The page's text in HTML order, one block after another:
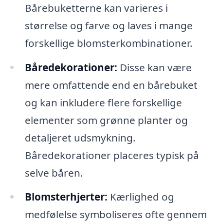
Bårebuketterne kan varieres i
størrelse og farve og laves i mange
forskellige blomsterkombinationer.
Båredekorationer: Disse kan være
mere omfattende end en bårebuket
og kan inkludere flere forskellige
elementer som grønne planter og
detaljeret udsmykning.
Båredekorationer placeres typisk på
selve båren.
Blomsterhjerter: Kærlighed og
medfølelse symboliseres ofte gennem